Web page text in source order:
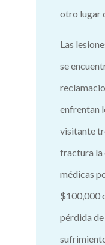
otro lugar
Las
se
enfrentan
visitante
fractura la
médicas
$100,000
pérdida